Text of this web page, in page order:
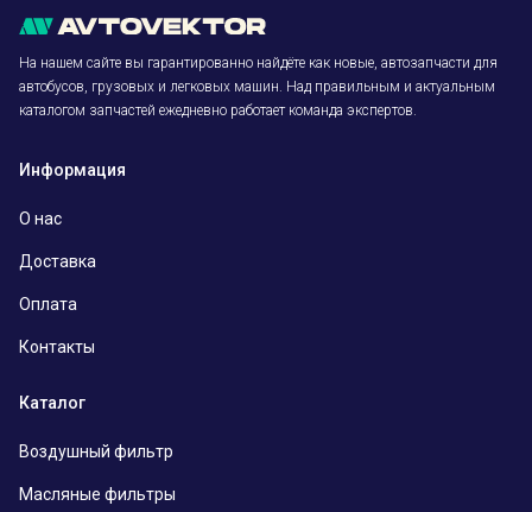
На нашем сайте вы гарантированно найдёте как новые, автозапчасти для
автобусов, грузовых и легковых машин. Над правильным и актуальным
каталогом запчастей ежедневно работает команда экспертов.
Информация
О нас
Доставка
Оплата
Контакты
Каталог
Воздушный фильтр
Масляные фильтры